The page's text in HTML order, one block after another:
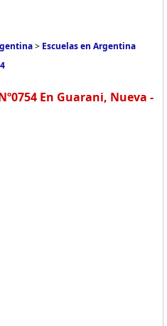
> Escuelas en Argentina
Nº0754 En Guarani, Nueva -